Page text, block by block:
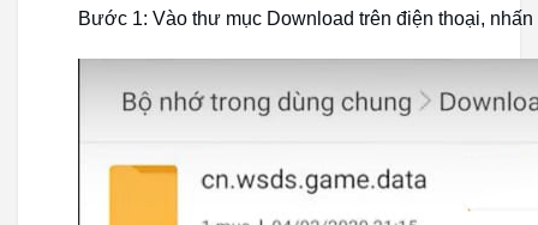
Bước 1: Vào thư mục Download trên điện thoại,